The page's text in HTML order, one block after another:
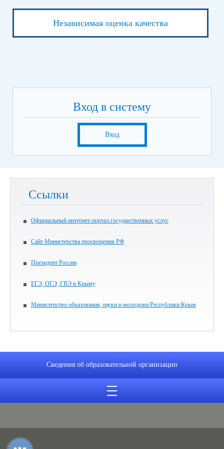
Независимая оценка качества
Вход в систему
Вход
Ссылки
Официальный интернет-портал государственных услуг
Сайт Министерства просвещения РФ
Президент России
ЕГЭ, ОГЭ, ГВЭ в Крыму
Министерство образования, науки и молодежи Республики Крым
Сведения об образовательной организации